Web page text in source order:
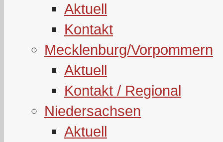
Aktuell
Kontakt
Mecklenburg/Vorpommern
Aktuell
Kontakt / Regional
Niedersachsen
Aktuell